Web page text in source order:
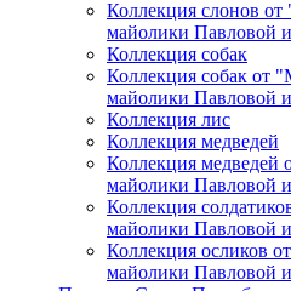
Коллекция слонов от
майолики Павловой
Коллекция собак
Коллекция собак от
майолики Павловой
Коллекция лис
Коллекция медведей
Коллекция медведей
майолики Павловой
Коллекция
майолики Павловой
Коллекция осликов
майолики Павловой